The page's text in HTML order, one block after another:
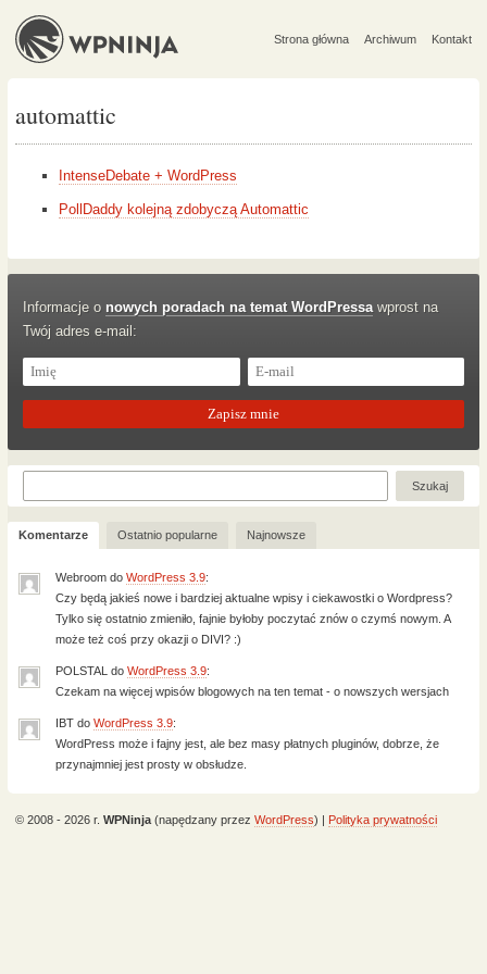
Strona główna Archiwum Kontakt
automattic
IntenseDebate + WordPress
PollDaddy kolejną zdobyczą Automattic
Informacje o nowych poradach na temat WordPressawprost na
Twój adres e-mail:
Komentarze Ostatnio popularne Najnowsze
Webroom do WordPress 3.9:
Czy będą jakieś nowe i bardziej aktualne wpisy i ciekawostki o Wordpress?
Tylko się ostatnio zmieniło, fajnie byłoby poczytać znów o czymś nowym. A
może też coś przy okazji o DIVI? :)
POLSTAL do WordPress 3.9:
Czekam na więcej wpisów blogowych na ten temat - o nowszych wersjach
IBT do WordPress 3.9:
WordPress może i fajny jest, ale bez masy płatnych pluginów, dobrze, że
przynajmniej jest prosty w obsłudze.
© 2008 - 2026 r. WPNinja(napędzany przez WordPress) | Polityka prywatności